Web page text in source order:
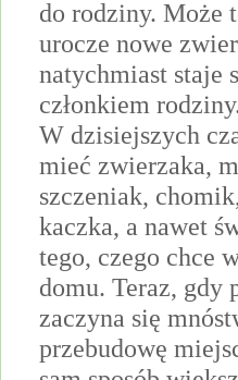
do rodziny. Może
urocze nowe
natychmiast staje
członkiem
W dzisiejszych
mieć zwierzaka,
szczeniak,
kaczka, a nawet
tego, czego chce
domu. Teraz, gdy
zaczyna się
przebudowę